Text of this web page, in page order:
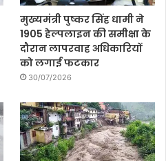
मुख्यमंत्री पुष्कर सिंह धामी ने
1905 हेल्पलाइन की समीक्षा के
दौरान लापरवाह अधिकारियों
को लगाई फटकार
30/07/2026